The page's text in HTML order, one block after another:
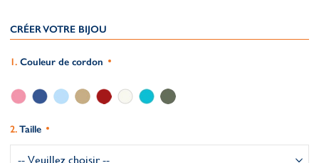
CRÉER VOTRE BIJOU
Couleur de cordon
Taille